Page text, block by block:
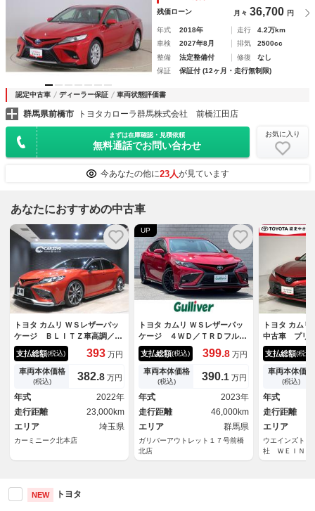
残価ローン 月々 36,700 円
年式 2018年 走行
4.2万km
車検
2027年8月 排気
2500cc
整備
法定整備付 修復
なし
保証
保証付 (12ヶ月・走行無制限)
認定中古車 ディーラー保証 車両状態評価書
群馬県前橋市 トヨタカローラ群馬株式会社 前橋江田店
まずは在庫確認・見積依頼
無料通話でお問い合わせ
お気に入り
今あなたの他に23人が見ています
あなたにおすすめの中古車
トヨタ カムリ ＷＳレザーパッ
ケージ ＢＬＩＴＺ車高調／カ
ーボン調エアロ／２０ＡＷ／デ
ィスプレイオーディオナビＴＶ
／パノラマＶＩＥＷ／黒ルーフ
／ＨＵＤ／ヒーター付黒革シー
ト／ドラレコ／ＥＴＣ
支払総額(税込) 393 万円
車両本体価格
(税込) 382.8 万円
年式
2022年
走行距離
23,000km
エリア
埼玉県
カーミニーク北本店
UP
トヨタ カムリ ＷＳレザーパッ
ケージ ４ＷＤ／ＴＲＤフルエ
アロ／ＴＲＤ１９インチアルミ
ホイール／Ｔｏｙｏｔａ Ｓａ
ｆｅｔｙＳｅｎｓｅ／ブライン
ドスポットモニター／パーキン
グサポートブレーキ／パノラミ
ックビューモニター／ＪＢＬサ
ウンドシスム
支払総額(税込) 399.8 万円
車両本体価格
(税込) 390.1 万円
年式
2023年
走行距離
46,000km
エリア
群馬県
ガリバーアウトレット１７号前橋
北店
トヨタ カム
中古車 プリ
ックガイドモ
ー車 スマー
タート ＴＶ
コン パワー
ＢＳ ＥＳＣ
ト 記録簿
支払総額(税込)
車両本体価格
(税込)
年式
走行距離
エリア
ウエインズトヨ
社 ＷＥＩＮ
岸
NEW トヨタ